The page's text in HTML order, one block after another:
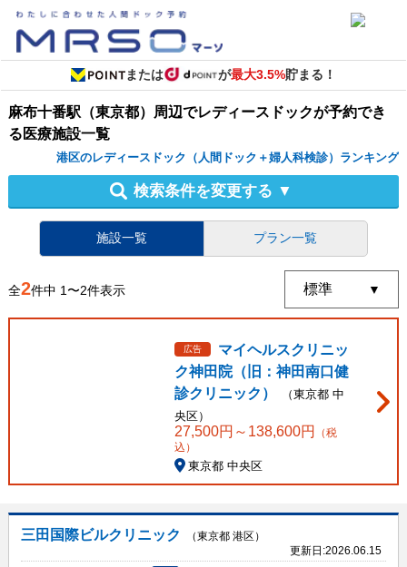
または が最大3.5%貯まる！
麻布十番駅（東京都）周辺でレディースドックが予約でき
る医療施設一覧
港区のレディースドック（人間ドック＋婦人科検診）ランキング
検索条件を変更する ▼
施設一覧 プラン一覧
全2件中 1〜2件表示
広告
マイヘルスクリニッ
ク神田院（旧：神田南口健
診クリニック）
（東京都 中
央区）
27,500円～ 138,600円
（税
込）
東京都 中央区
三田国際ビルクリニック
（東京都 港区）
更新日:2026.06.15